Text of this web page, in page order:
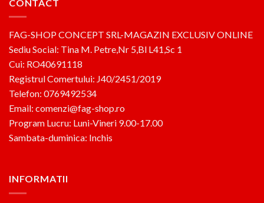
CONTACT
FAG-SHOP CONCEPT SRL-MAGAZIN EXCLUSIV ONLINE
Sediu Social: Tina M. Petre,Nr 5,Bl L41,Sc 1
Cui: RO40691118
Registrul Comertului: J40/2451/2019
Telefon: 0769492534
Email: comenzi@fag-shop.ro
Program Lucru: Luni-Vineri 9.00-17.00
Sambata-duminica: Inchis
INFORMATII